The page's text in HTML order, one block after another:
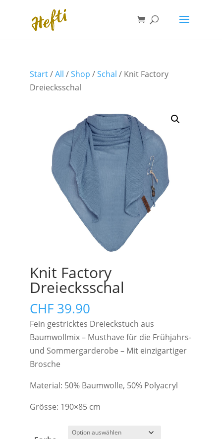
Start/All /Shop /Schal / Knit Factory
Dreiecksschal
Knit Factory
Dreiecksschal
CHF39.90
Fein gestricktes Dreieckstuch aus
Baumwollmix – Musthave für die Frühjahrs-
und Sommergarderobe – Mit einzigartiger
Brosche
Material: 50% Baumwolle, 50% Polyacryl
Grösse: 190×85 cm